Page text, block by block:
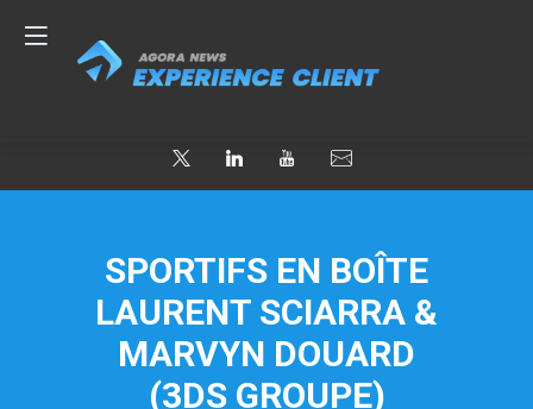
SPORTIFS EN BOÎTE
LAURENT SCIARRA &
MARVYN DOUARD
(3DS GROUPE)